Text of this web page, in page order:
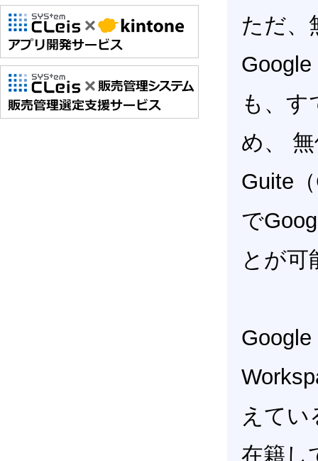
ただ、
も、す
め、
Guite
で
とが可
えてい
在籍し